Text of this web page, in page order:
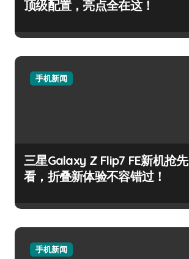
顶级配置，亮点全在这！
手机新闻
三星Galaxy Z Flip7 FE新机抢先
看，折叠新体验不容错过！
手机新闻